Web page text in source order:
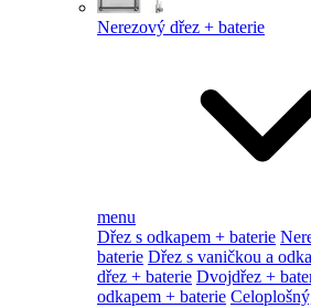
Nerezový dřez + baterie
menu
Dřez s odkapem + baterie
baterie Dřez s vaničkou a
dřez + baterie Dvojdřez +
odkapem + baterie